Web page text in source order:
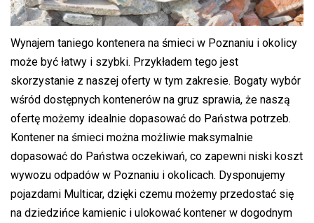
Wynajem taniego kontenera na śmieci w Poznaniu i okolicy
może być łatwy i szybki. Przykładem tego jest
skorzystanie z naszej oferty w tym zakresie. Bogaty wybór
wśród dostępnych kontenerów na gruz sprawia, że naszą
ofertę możemy idealnie dopasować do Państwa potrzeb.
Kontener na śmieci można możliwie maksymalnie
dopasować do Państwa oczekiwań, co zapewni niski koszt
wywozu odpadów w Poznaniu i okolicach. Dysponujemy
pojazdami Multicar, dzięki czemu możemy przedostać się
na dziedzińce kamienic i ulokować kontener w dogodnym